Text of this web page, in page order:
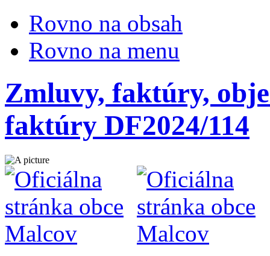
Rovno na obsah
Rovno na menu
Zmluvy, faktúry,
faktúry DF2024/114